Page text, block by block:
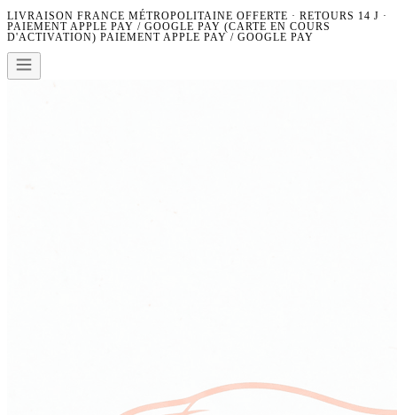
LIVRAISON FRANCE MÉTROPOLITAINE OFFERTE · RETOURS 14 J ·
PAIEMENT APPLE PAY / GOOGLE PAY (CARTE EN COURS
D'ACTIVATION) PAIEMENT APPLE PAY / GOOGLE PAY